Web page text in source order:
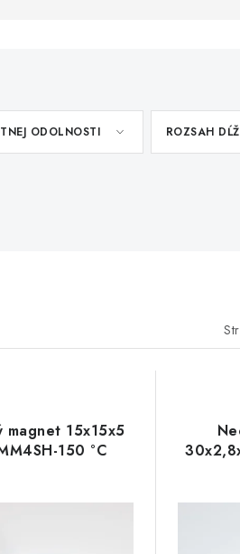
ODOLNOSTI ROZSAH
magnet 15x15x5
150 °C